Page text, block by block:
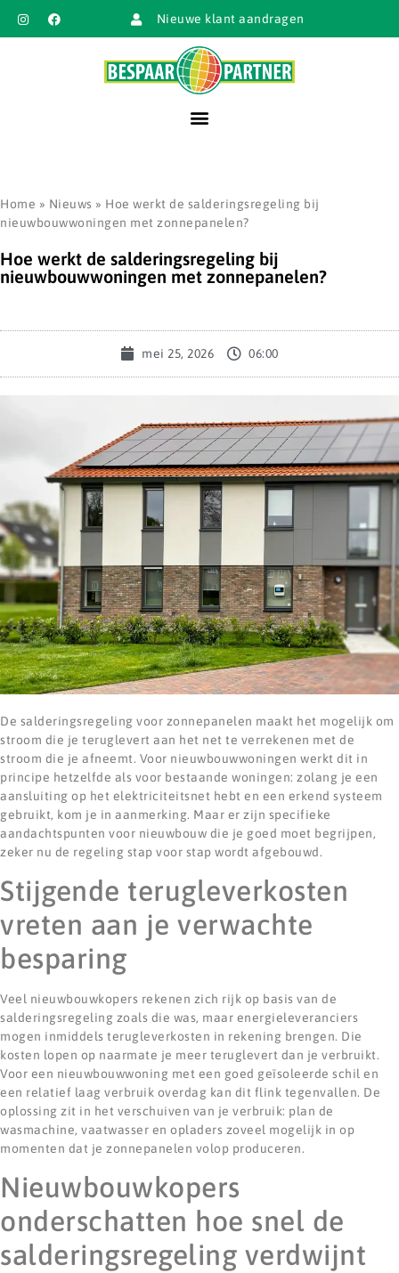
Nieuwe klant aandragen
Home » Nieuws » Hoe werkt de salderingsregeling bij
nieuwbouwwoningen met zonnepanelen?
Hoe werkt de salderingsregeling bij
nieuwbouwwoningen met zonnepanelen?
mei 25, 2026 06:00
De salderingsregeling voor zonnepanelen maakt het mogelijk om
stroom die je teruglevert aan het net te verrekenen met de
stroom die je afneemt. Voor nieuwbouwwoningen werkt dit in
principe hetzelfde als voor bestaande woningen: zolang je een
aansluiting op het elektriciteitsnet hebt en een erkend systeem
gebruikt, kom je in aanmerking. Maar er zijn specifieke
aandachtspunten voor nieuwbouw die je goed moet begrijpen,
zeker nu de regeling stap voor stap wordt afgebouwd.
Stijgende terugleverkosten
vreten aan je verwachte
besparing
Veel nieuwbouwkopers rekenen zich rijk op basis van de
salderingsregeling zoals die was, maar energieleveranciers
mogen inmiddels terugleverkosten in rekening brengen. Die
kosten lopen op naarmate je meer teruglevert dan je verbruikt.
Voor een nieuwbouwwoning met een goed geïsoleerde schil en
een relatief laag verbruik overdag kan dit flink tegenvallen. De
oplossing zit in het verschuiven van je verbruik: plan de
wasmachine, vaatwasser en opladers zoveel mogelijk in op
momenten dat je zonnepanelen volop produceren.
Nieuwbouwkopers
onderschatten hoe snel de
salderingsregeling verdwijnt